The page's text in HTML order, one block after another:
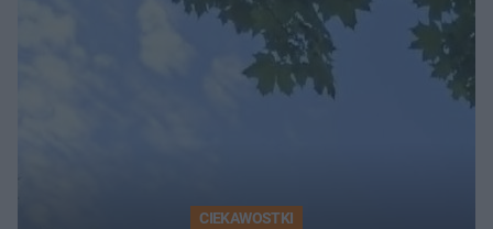
CIEKAWOSTKI